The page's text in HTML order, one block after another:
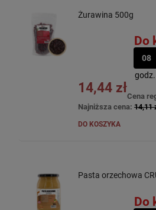
Żurawina 500g
Do
08
godz.
14,44 zł
Cena
Najniższa cena: 14,11
DO KOSZYKA
Pasta orzechowa
Do